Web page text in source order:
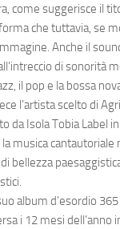
come suggerisce il
che tuttavia, se
Anche il
di sonorità
il pop e la bossa
l’artista scelto di
da Isola Tobia Label
musica cantautoriale
bellezza
album d’esordio
i 12 mesi dell’anno